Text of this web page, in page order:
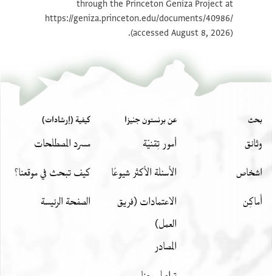
Bodl. MS Arab. c 56.1 Inside
upper board
Bodl. MS Arab. c 56.1 Upper
Bodl. MS Arab. c 56.1 Upper
flyleaf b
Bodl. MS Arab. c 56.1 1st
paper slip b
Bodl. MS Arab. c 56.1 fol. 3a
Bodl. MS Arab. c 56.1 fol. 3b
Bodl. MS Arab. c 56.1 fol. 4a
Bodl. MS Arab. c 56.1 fol. 4b
through the Princeton Geniza Project at
https://geniza.princeton.edu/documents/40986/
(accessed August 8, 2026).
بحث
وثائق
اشخاص
أَماكِن
عن برنستون جنيزا
أمور تِقنيّة
الأسئلة الأكثر شيوعًا
الاعتمادات (فريق
العمل)
المصادر
كيفية (إرشادات)
مسرد المصطلحات
كيف تبحث في موقعنا؟
الصفحة الرئيسة